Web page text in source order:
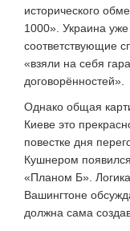
исторического
1000». Украина
соответствующие
«взяли на себя
договорённостей».
Однако общая
Киеве это
повестке дня
Кушнером
«Планом Б».
Вашингтоне
должна сама